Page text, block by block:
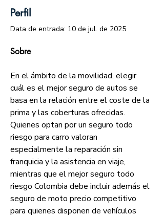
Perfil
Data de entrada: 10 de jul. de 2025
Sobre
En el ámbito de la movilidad, elegir
cuál es el mejor seguro de autos se
basa en la relación entre el coste de la
prima y las coberturas ofrecidas.
Quienes optan por un seguro todo
riesgo para carro valoran
especialmente la reparación sin
franquicia y la asistencia en viaje,
mientras que el mejor seguro todo
riesgo Colombia debe incluir además el
seguro de moto precio competitivo
para quienes disponen de vehículos